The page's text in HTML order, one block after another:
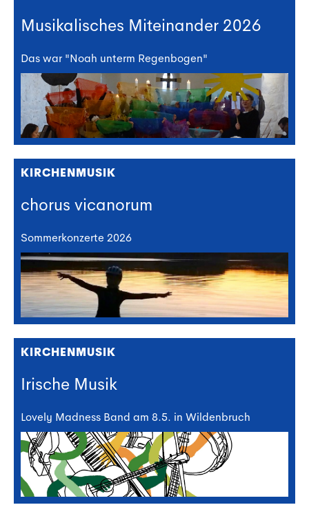
Musikalisches Miteinander 2026
Das war "Noah unterm Regenbogen"
KIRCHENMUSIK
chorus vicanorum
Sommerkonzerte 2026
KIRCHENMUSIK
Irische Musik
Lovely Madness Band am 8.5. in Wildenbruch